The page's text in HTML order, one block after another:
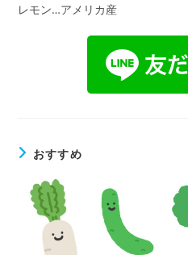
レモン…アメリカ産
おすすめ